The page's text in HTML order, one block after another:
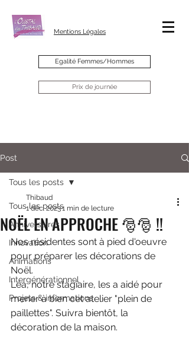
Mentions Légales
Egalité Femmes/Hommes
Prix de journée
Post
Tous les posts
Anniversaires
Innovation
Animations
Intergénérationnel
Projets & informations
Tous les posts
NOËL EN APPROCHE 🎅🎅 !!
Thibaud
1 déc. 20231 min de lecture
Nos résidentes sont à pied d'oeuvre
pour préparer les décorations de
Noël.
Léa, notre stagiaire, les a aidé pour
mener à bien cet atelier "plein de
paillettes". Suivra bientôt, la
décoration de la maison.